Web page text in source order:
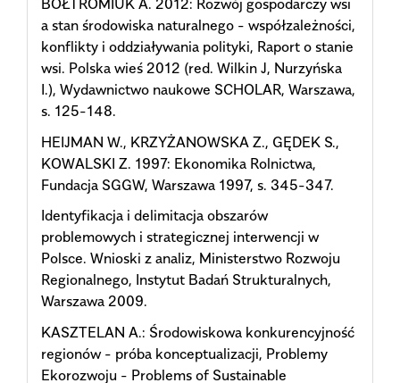
BOŁTROMIUK A. 2012: Rozwój gospodarczy wsi
a stan środowiska naturalnego - współzależności,
konflikty i oddziaływania polityki, Raport o stanie
wsi. Polska wieś 2012 (red. Wilkin J, Nurzyńska
I.), Wydawnictwo naukowe SCHOLAR, Warszawa,
s. 125-148.
HEIJMAN W., KRZYŻANOWSKA Z., GĘDEK S.,
KOWALSKI Z. 1997: Ekonomika Rolnictwa,
Fundacja SGGW, Warszawa 1997, s. 345-347.
Identyfikacja i delimitacja obszarów
problemowych i strategicznej interwencji w
Polsce. Wnioski z analiz, Ministerstwo Rozwoju
Regionalnego, Instytut Badań Strukturalnych,
Warszawa 2009.
KASZTELAN A.: Środowiskowa konkurencyjność
regionów - próba konceptualizacji, Problemy
Ekorozwoju - Problems of Sustainable